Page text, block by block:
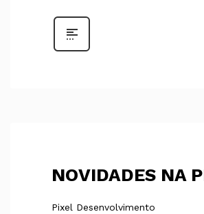
NOVIDADES NA
Pixel Desenvolvimento